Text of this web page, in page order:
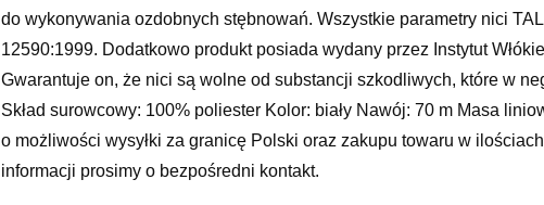
do wykonywania ozdobnych stębnowań. Wszystkie parametry nici
12590:1999. Dodatkowo produkt posiada wydany przez Instytut
Gwarantuje on, że nici są wolne od substancji szkodliwych, które w
Skład surowcowy: 100% poliester Kolor: biały Nawój: 70 m Masa
o możliwości wysyłki za granicę Polski oraz zakupu towaru w
informacji prosimy o bezpośredni kontakt.